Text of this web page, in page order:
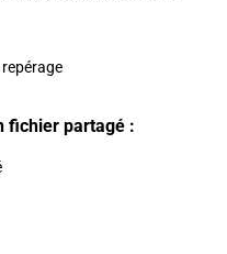
fichier partagé :